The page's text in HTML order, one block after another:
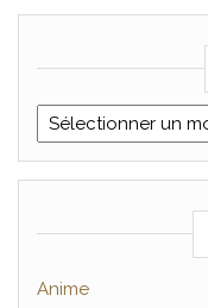
Archives
Anime